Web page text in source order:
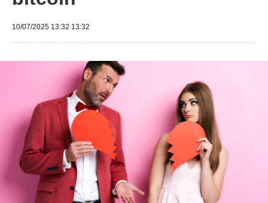
10/07/2025 13:32 13:32